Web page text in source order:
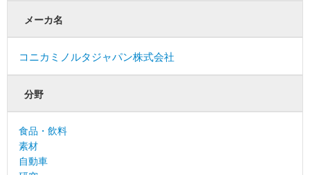
メーカ名
コニカミノルタジャパン株式会社
分野
食品・飲料
素材
自動車